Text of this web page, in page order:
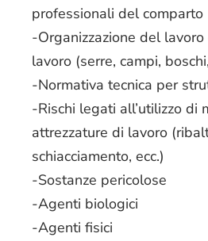
professionali del comparto
-Organizzazione del
lavoro (serre, campi,
-Normativa tecnica per
-Rischi legati all’utilizzo di
attrezzature di lavoro
schiacciamento, ecc.)
-Sostanze pericolose
-Agenti biologici
-Agenti fisici